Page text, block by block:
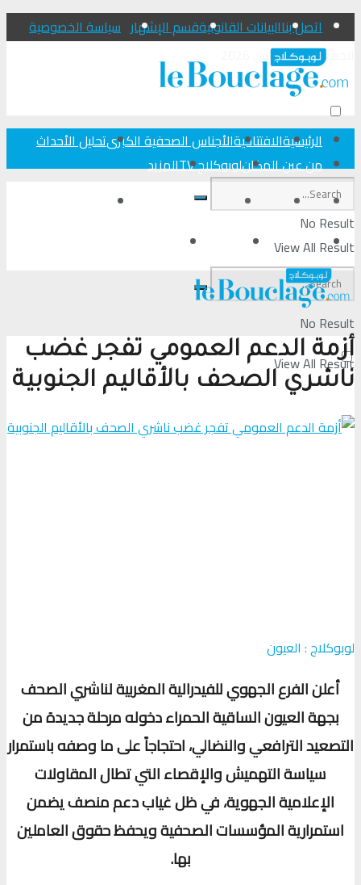
اتصل بناالبيانات القانونيةقسم الإشهار سياسة الخصوصية
الجمعة 7 أغسطس 2026
الرئيسيةالافتتاحيةالأجناس الصحفية الكبرىتحلیل الأحداث
من عين المكانلوبوكلاج TV المزيد
No Result
View All Result
الرئيسية الافتتاحية الأجناس الصحفية الكبرى
من عين المكان
لوبوكلاج TV
No Result
View All Result
أزمة الدعم العمومي تفجر غضب
ناشري الصحف بالأقاليم الجنوبية
لوبوكلاج : العيون
أعلن الفرع الجهوي للفيدرالية المغربية لناشري الصحف
بجهة العيون الساقية الحمراء دخوله مرحلة جديدة من
التصعيد الترافعي والنضالي، احتجاجاً على ما وصفه باستمرار
سياسة التهميش والإقصاء التي تطال المقاولات
الإعلامية الجهوية، في ظل غياب دعم منصف يضمن
استمرارية المؤسسات الصحفية ويحفظ حقوق العاملين
بها.